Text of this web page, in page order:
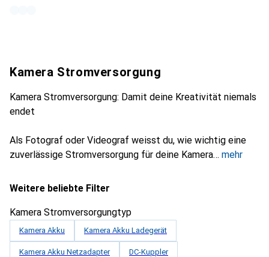
Kamera Stromversorgung
Kamera Stromversorgung: Damit deine Kreativität niemals
endet
Als Fotograf oder Videograf weisst du, wie wichtig eine
zuverlässige Stromversorgung für deine Kamera
mehr
Weitere beliebte Filter
Kamera Stromversorgungtyp
Kamera Akku Kamera Akku Ladegerät
Kamera Akku Netzadapter DC-Kuppler